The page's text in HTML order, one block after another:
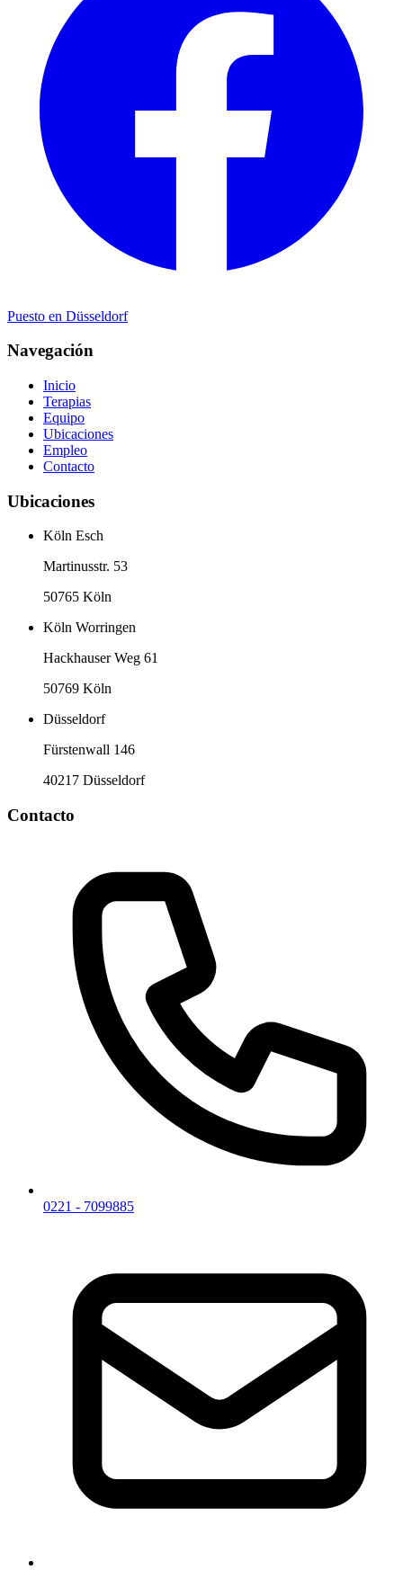
Puesto en Düsseldorf
Navegación
Inicio
Terapias
Equipo
Ubicaciones
Empleo
Contacto
Ubicaciones
Köln Esch
Martinusstr. 53
50765 Köln
Köln Worringen
Hackhauser Weg 61
50769 Köln
Düsseldorf
Fürstenwall 146
40217 Düsseldorf
Contacto
0221 - 7099885